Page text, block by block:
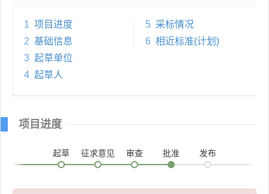
1 项目进度
2 基础信息
3 起草单位
4 起草人
5 采标情况
6 相近标准(计划)
项目进度
起草 征求意见 审查 批准 发布